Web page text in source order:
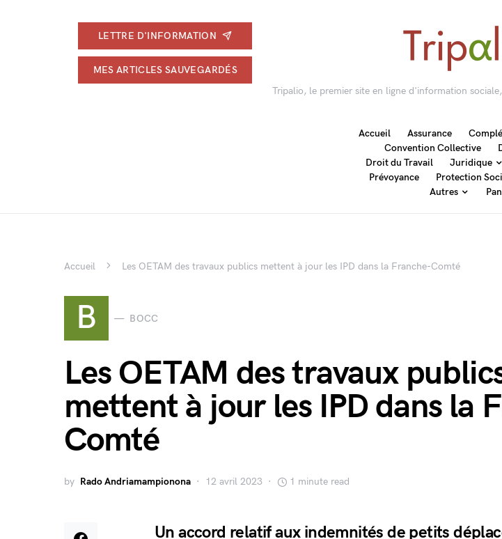
LETTRE D'INFORMATION
MES ARTICLES SAUVEGARDÉS
Tripalio, le premier site en ligne d'information
Accueil Assurance
Convention Collective
Droit du Travail
Juridique
Prévoyance
Protection
Autres
Accueil Les OETAM des travaux publics mettent à jour les IPD dans la Franche-Comté
B BOCC
Les OETAM des travaux
mettent à jour les IPD dans la
Comté
by Rado Andriamampionona 12 avril 2023 1 minute read
Un accord relatif aux indemnités de petits